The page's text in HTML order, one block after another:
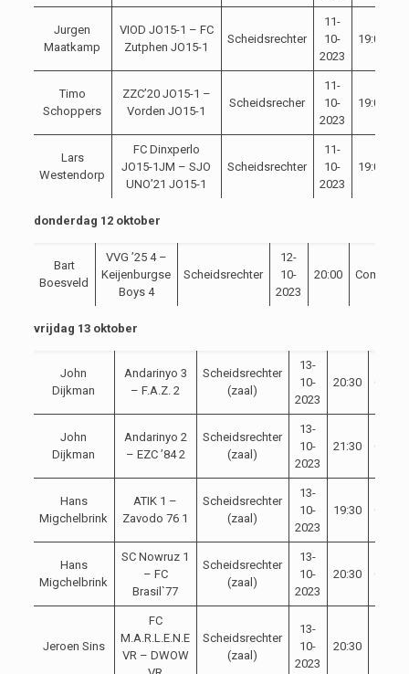
Jurgen
Maatkamp
VIOD JO15-1 – FC
Zutphen JO15-1
Scheidsrechter
11-
10-
2023
19:00
Timo
Schoppers
ZZC’20 JO15-1 –
Vorden JO15-1
Scheidsrecher
11-
10-
2023
19:00
Lars
Westendorp
FC Dinxperlo
JO15-1JM – SJO
UNO’21 JO15-1
Scheidsrechter
11-
10-
2023
19:00
donderdag 12 oktober
Bart
Boesveld
VVG ’25 4 –
Keijenburgse
Boys 4
Scheidsrechter
12-
10-
2023
20:00
vrijdag 13 oktober
John
Dijkman
Andarinyo 3
– F.A.Z. 2
Scheidsrechter
(zaal)
13-
10-
2023
20:30
John
Dijkman
Andarinyo 2
– EZC ’84 2
Scheidsrechter
(zaal)
13-
10-
2023
21:30
Hans
Migchelbrink
ATIK 1 –
Zavodo 76 1
Scheidsrechter
(zaal)
13-
10-
2023
19:30
Hans
Migchelbrink
SC Nowruz 1
– FC
Brasil`77
Scheidsrechter
(zaal)
13-
10-
2023
20:30
Jeroen Sins
FC
M.A.R.L.E.N.E
VR – DWOW
Scheidsrechter
(zaal)
13-
10-
2023
20:30